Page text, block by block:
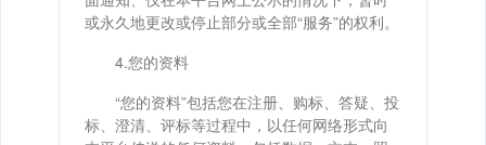
或永久地更改或停止部分或全部“服务”的权利。
4.您的资料
“您的资料”包括您在注册、购标、答疑、投
标、澄清、评标等过程中，以任何网络形式向